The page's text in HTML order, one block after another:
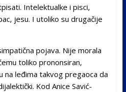
Intelektualke i pisci,
jesu. I utoliko su drugačije
pojava. Nije morala
toliko prononsiran,
na leđima takvog pregaoca da
Kod Anice Savić-